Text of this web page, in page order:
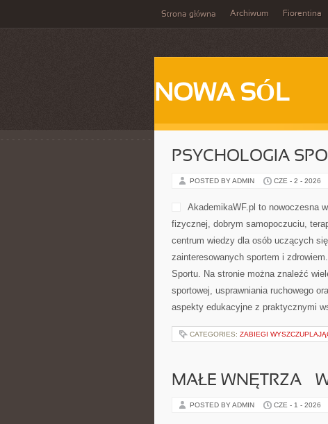
Strona główna Archiwum Fiorentina
NOWA SÓL
PSYCHOLOGIA
POSTED BY ADMIN CZE - 2 - 2026
AkademikaWF.pl to nowoczesna
fizycznej, dobrym samopoczuciu,
centrum wiedzy dla osób uczących
zainteresowanych sportem i
Sportu. Na stronie można znaleźć
sportowej, usprawniania ruchowego
aspekty edukacyjne z praktycznymi
CATEGORIES: ZABIEGI
MAŁE WNĘTRZA –
POSTED BY ADMIN CZE - 1 - 2026